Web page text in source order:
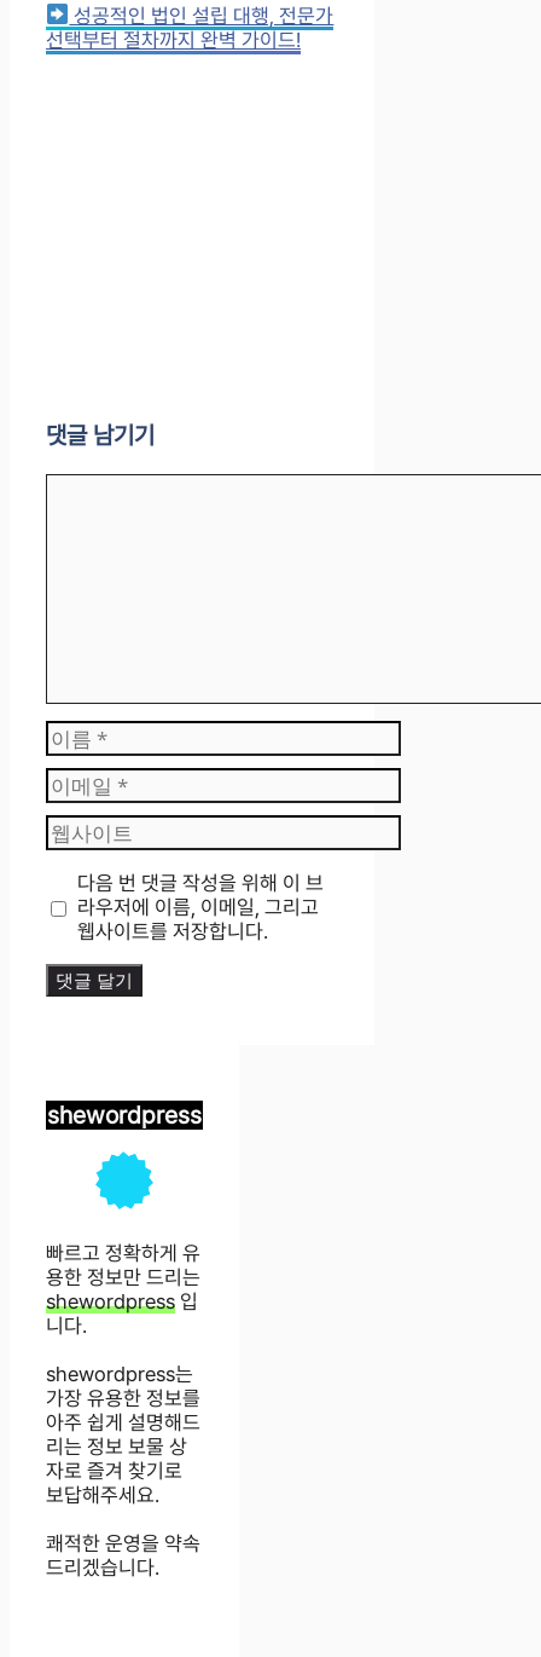
성공적인 법인 설립 대행, 전문가
선택부터 절차까지 완벽 가이드!
댓글 남기기
이
름
이
메
일
웹
사
트
다음 번 댓글 작성을 위해 이 브
라우저에 이름, 이메일, 그리고
웹사이트를 저장합니다.
shewordpress
빠르고 정확하게 유
용한 정보만 드리는
shewordpress 입
니다.
shewordpress는
가장 유용한 정보를
아주 쉽게 설명해드
리는 정보 보물 상
자로 즐겨 찾기로
보답해주세요.
쾌적한 운영을 약속
드리겠습니다.